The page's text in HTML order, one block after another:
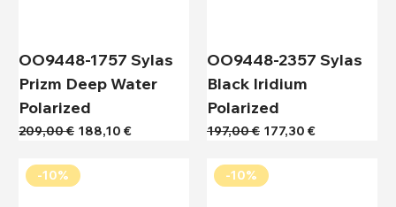
OO9448-1757 Sylas
Prizm Deep Water
Polarized
Κανονική τιμή
209,00 € Τιμή Έκπτωσης
188,10 €
OO9448-2357 Sylas
Black Iridium
Polarized
Κανονική τιμή
197,00 € Τιμή Έκπτωσης
177,30 €
-10% -10%